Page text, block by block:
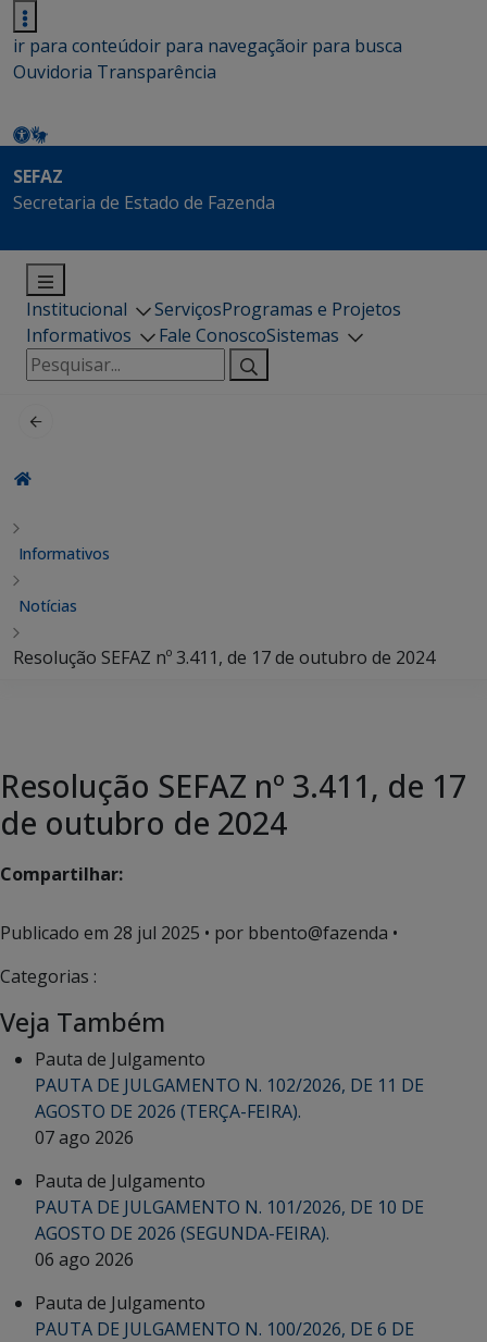
ir para conteúdoir para navegaçãoir para busca
Ouvidoria Transparência
SEFAZ
Secretaria de Estado de Fazenda
Institucional ServiçosProgramas e Projetos
Informativos
Fale ConoscoSistemas
Pesquisar
por:
Informativos
Notícias
Resolução SEFAZ nº 3.411, de 17 de outubro de 2024
Resolução SEFAZ nº 3.411, de 17
de outubro de 2024
Compartilhar:
Publicado em 28 jul 2025 • por bbento@fazenda •
Categorias :
Veja Também
Pauta de Julgamento
PAUTA DE JULGAMENTO N. 102/2026, DE 11 DE
AGOSTO DE 2026 (TERÇA-FEIRA).
07 ago 2026
Pauta de Julgamento
PAUTA DE JULGAMENTO N. 101/2026, DE 10 DE
AGOSTO DE 2026 (SEGUNDA-FEIRA).
06 ago 2026
Pauta de Julgamento
PAUTA DE JULGAMENTO N. 100/2026, DE 6 DE